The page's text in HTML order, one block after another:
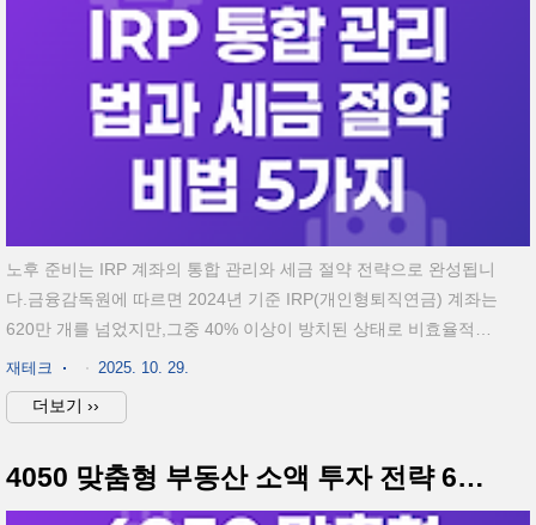
노후 준비는 IRP 계좌의 통합 관리와 세금 절약 전략으로 완성됩니
다.금융감독원에 따르면 2024년 기준 IRP(개인형퇴직연금) 계좌는
620만 개를 넘었지만,그중 40% 이상이 방치된 상태로 비효율적인
운용을 하고 있습니다.그렇다면 IRP 계좌를 통합해 효율적으로 관
리하면서, 동시에 절세 혜택을 극대화하는 방법은 무엇일까요?IRP
통합 관리로 중복 계좌 수수료와 운용비 절감세액공제 한도와 절세
에 누릴 수 있는 관리법1. IRP 계좌란 무엇이며 왜 통합이 필요한가
IRP(Individual Retirement Pension)는 근로자, 자영업자, 퇴직자가
재테크 2025. 10. 29.
더보기 ››
4050 맞춤형 부동산 소액 투자 전략 6단계 총정리